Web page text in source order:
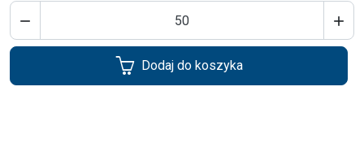
 
Dodaj do koszyka